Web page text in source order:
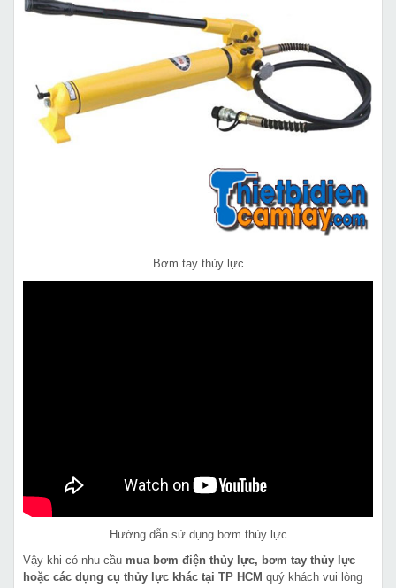
Bơm tay thủy lực
Hướng dẫn sử dụng bơm thủy lực
Vậy khi có nhu cầu mua bơm điện thủy lực, bơm tay thủy lực
hoặc các dụng cụ thủy lực khác tại TP HCM quý khách vui lòng